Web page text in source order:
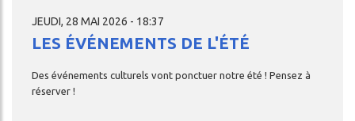
JEUDI, 28 MAI 2026 - 18:37
LES ÉVÉNEMENTS DE L'ÉTÉ
Des événements culturels vont ponctuer notre été ! Pensez à
réserver !